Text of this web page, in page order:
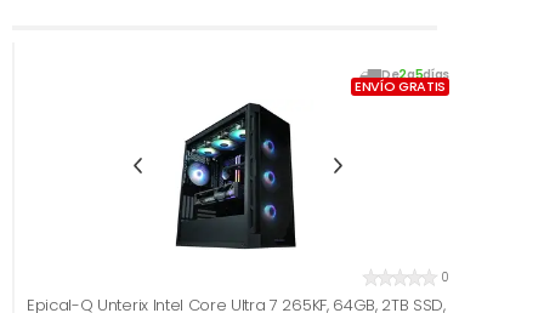
De2a5días
ENVÍO GRATIS
0
Epical-Q Unterix Intel Core Ultra 7 265KF, 64GB, 2TB SSD,